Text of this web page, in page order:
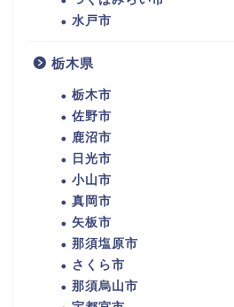
水戸市
栃木県
栃木市
佐野市
鹿沼市
日光市
小山市
真岡市
矢板市
那須塩原市
さくら市
那須烏山市